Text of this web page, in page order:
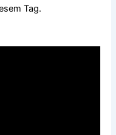
Tag.